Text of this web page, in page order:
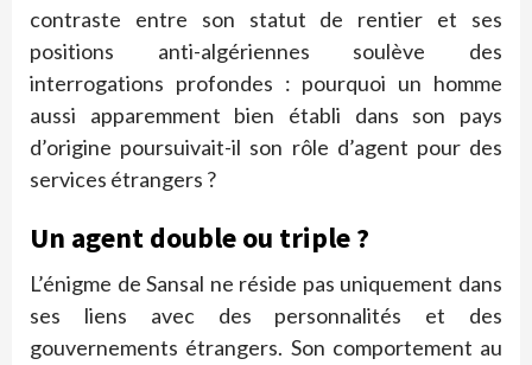
contraste entre son statut de rentier et ses
positions anti-algériennes soulève des
interrogations profondes : pourquoi un homme
aussi apparemment bien établi dans son pays
d’origine poursuivait-il son rôle d’agent pour des
services étrangers ?
Un agent double ou triple ?
L’énigme de Sansal ne réside pas uniquement dans
ses liens avec des personnalités et des
gouvernements étrangers. Son comportement au